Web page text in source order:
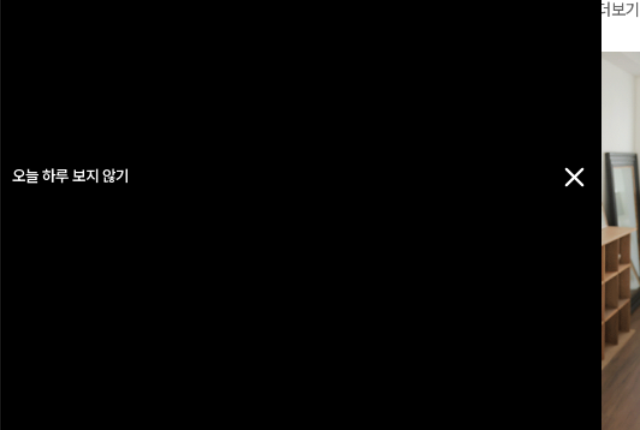
오늘 하루 보지 않기
더보기